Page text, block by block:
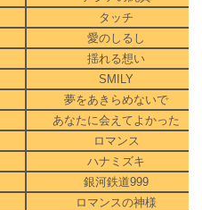
タッチ
愛のしるし
揺れる想い
SMILY
夢をあきらめないで
あなたに会えてよかった
ロマンス
ハナミズキ
銀河鉄道999
ロマンスの神様